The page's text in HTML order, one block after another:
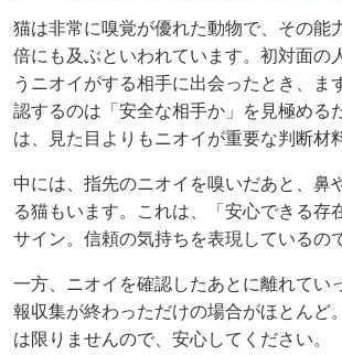
猫は非常に嗅覚が優れた動物で、その能
倍にも及ぶといわれています。初対面の
うニオイがする相手に出会ったとき、ま
認するのは「安全な相手か」を見極める
は、見た目よりもニオイが重要な判断材
中には、指先のニオイを嗅いだあと、鼻
る猫もいます。これは、「安心できる存
サイン。信頼の気持ちを表現しているの
一方、ニオイを確認したあとに離れてい
報収集が終わっただけの場合がほとんど
は限りませんので、安心してください。